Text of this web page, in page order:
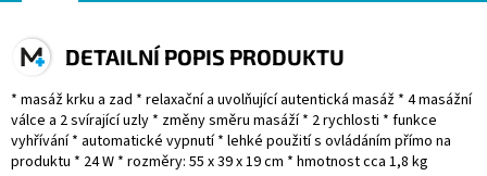
DETAILNÍ POPIS PRODUKTU
* masáž krku a zad * relaxační a uvolňující autentická masáž * 4 masážní
válce a 2 svírající uzly * změny směru masáží * 2 rychlosti * funkce
vyhřívání * automatické vypnutí * lehké použití s ovládáním přímo na
produktu * 24 W * rozměry: 55 x 39 x 19 cm * hmotnost cca 1,8 kg